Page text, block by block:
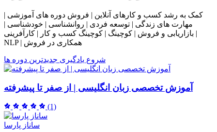
کمک به رشد کسب و کارهای آنلاین | فروش دوره های آموزشی |
مهارت های زندگی | توسعه فردی | روانشناسی | خودشناسی |
بازاریابی و فروش | کوچینگ | کوچینگ کسب و کار | کارآفرینی |
NLP | همکاری در فروش
شروع یادگیری جدیدترین دوره ها
آموزش تخصصی زبان انگلیسی | از صفر تا پیشرفته
(1)
ساناز پارسا